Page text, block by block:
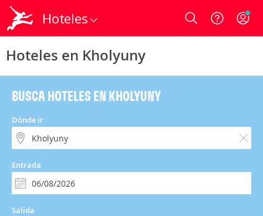
Hoteles Login
Hoteles en Kholyuny
BUSCA HOTELES EN KHOLYUNY
Dónde ir
Entrada
Salida